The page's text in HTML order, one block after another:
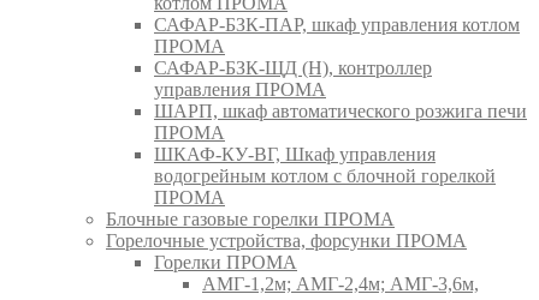
САФАР-БЗК-ПАР, шкаф управления котлом
ПРОМА
САФАР-БЗК-ЩД (Н), контроллер
управления ПРОМА
ШАРП, шкаф автоматического розжига печи
ПРОМА
ШКАФ-КУ-ВГ, Шкаф управления
водогрейным котлом с блочной горелкой
ПРОМА
Блочные газовые горелки ПРОМА
Горелочные устройства, форсунки ПРОМА
Горелки ПРОМА
АМГ-1,2м; АМГ-2,4м; АМГ-3,6м,